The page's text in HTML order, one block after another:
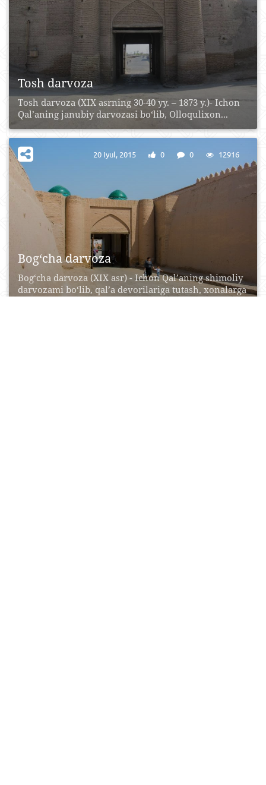
Tosh darvoza
Tosh darvoza (XIX asrning 30-40 yy. – 1873 y.)- Ichon
Qal’aning janubiy darvozasi bo‘lib, Olloqulixon...
Bog‘cha darvoza
Bog‘cha darvoza (XIX asr) - Ichon Qal’aning shimoliy
darvozami bo‘lib, qal’a devorilariga tutash, xonalarga
20 Iyul, 2015 0 0 12916